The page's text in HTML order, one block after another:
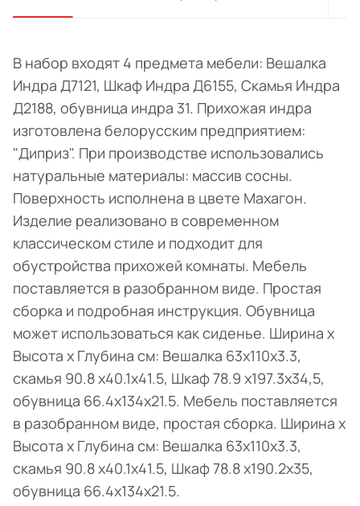
В набор входят 4 предмета мебели: Вешалка
Индра Д7121, Шкаф Индра Д6155, Скамья Индра
Д2188, обувница индра 31. Прихожая индра
изготовлена белорусским предприятием:
"Диприз". При производстве использовались
натуральные материалы: массив сосны.
Поверхность исполнена в цвете Махагон.
Изделие реализовано в современном
классическом стиле и подходит для
обустройства прихожей комнаты. Мебель
поставляется в разобранном виде. Простая
сборка и подробная инструкция. Обувница
может использоваться как сиденье. Ширина х
Высота х Глубина см: Вешалка 63х110х3.3,
скамья 90.8 х40.1х41.5, Шкаф 78.9 х197.3х34,5,
обувница 66.4х134х21.5. Мебель поставляется
в разобранном виде, простая сборка. Ширина х
Высота х Глубина см: Вешалка 63х110х3.3,
скамья 90.8 х40.1х41.5, Шкаф 78.8 х190.2х35,
обувница 66.4х134х21.5.